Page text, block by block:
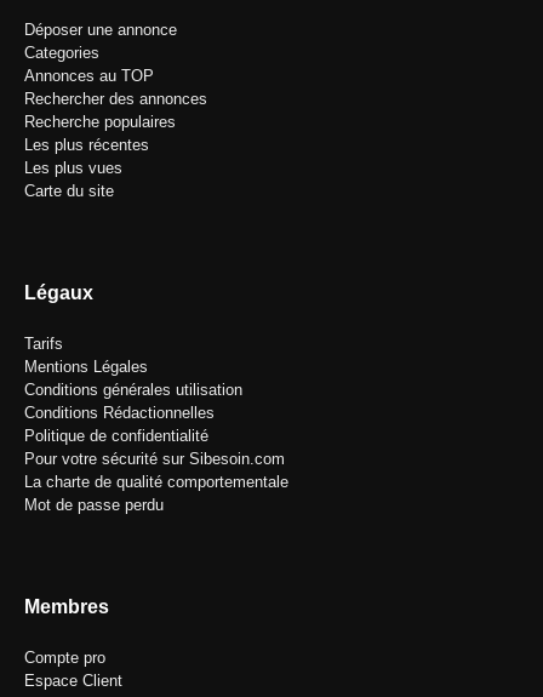
Déposer une annonce
Categories
Annonces au TOP
Rechercher des annonces
Recherche populaires
Les plus récentes
Les plus vues
Carte du site
Légaux
Tarifs
Mentions Légales
Conditions générales utilisation
Conditions Rédactionnelles
Politique de confidentialité
Pour votre sécurité sur Sibesoin.com
La charte de qualité comportementale
Mot de passe perdu
Membres
Compte pro
Espace Client